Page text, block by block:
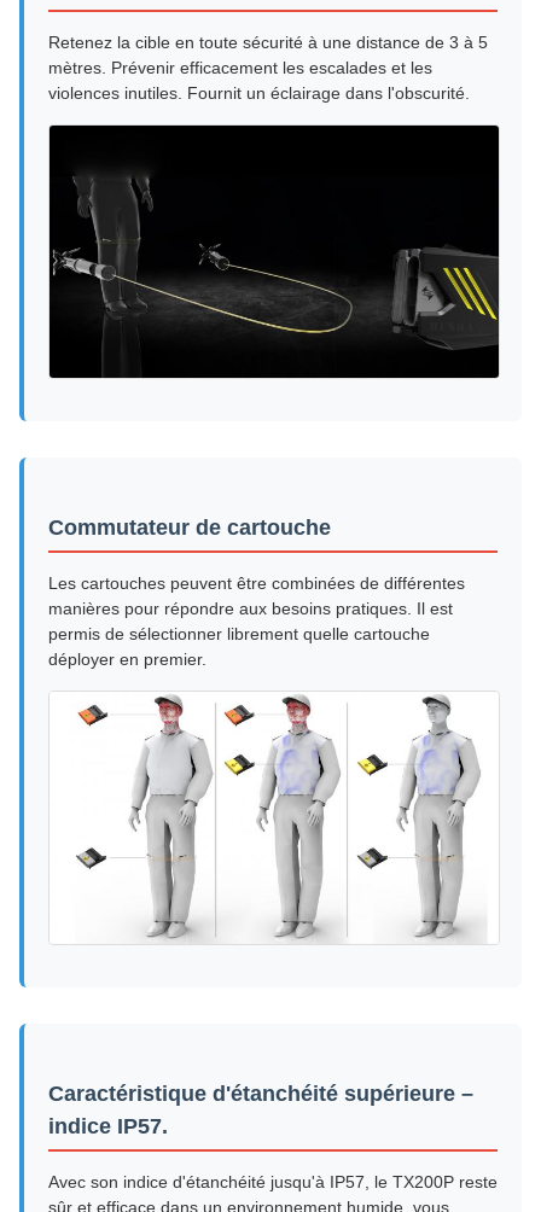
Retenez la cible en toute sécurité à une distance de 3 à 5
mètres. Prévenir efficacement les escalades et les
violences inutiles. Fournit un éclairage dans l'obscurité.
Commutateur de cartouche
Les cartouches peuvent être combinées de différentes
manières pour répondre aux besoins pratiques. Il est
permis de sélectionner librement quelle cartouche
déployer en premier.
Caractéristique d'étanchéité supérieure –
indice IP57.
Avec son indice d'étanchéité jusqu'à IP57, le TX200P reste
sûr et efficace dans un environnement humide, vous